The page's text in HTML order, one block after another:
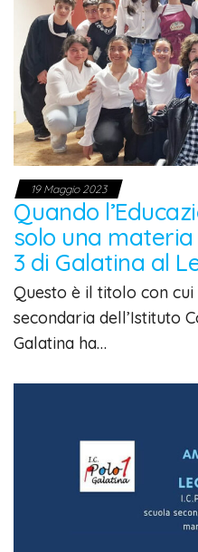
19 Maggio 2023
Quando
solo una materia
3 di Galatina al
Questo è il titolo con
secondaria dell’Istituto
Galatina ha…